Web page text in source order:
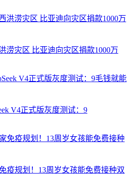
涝灾区 比亚迪向灾区捐款1000万
V4正式版灰度测试：9
疫规划！13周岁女孩能免费接种双